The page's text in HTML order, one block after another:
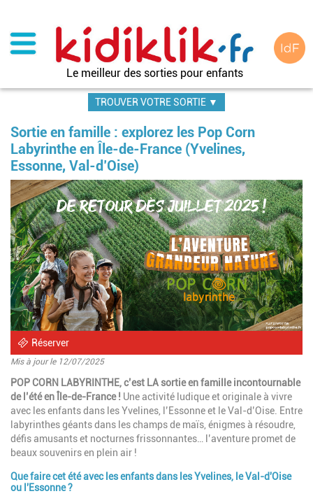
contenu
principal
Le meilleur des sorties pour enfants
TROUVER VOTRE SORTIE ▼
Sortie en famille : explorez les Pop Corn
Labyrinthe en Île-de-France (Yvelines,
Essonne, Val-d’Oise)
Image
Réserver
Mis à jour le 12/07/2025
Introduction
POP CORN LABYRINTHE, c’est LA sortie en famille incontournable
de l’été en Île-de-France ! Une activité ludique et originale à vivre
avec les enfants dans les Yvelines, l’Essonne et le Val-d’Oise. Entre
labyrinthes géants dans les champs de maïs, énigmes à résoudre,
défis amusants et nocturnes frissonnantes… l’aventure promet de
beaux souvenirs en plein air !
Paragraphes
Que faire cet été avec les enfants dans les Yvelines, le Val-d'Oise
ou l'Essonne ?